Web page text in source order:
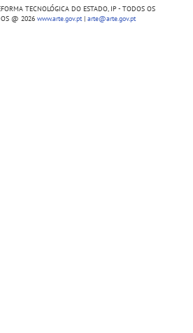
TECNOLÓGICA DO ESTADO, IP - TODOS OS
@ 2026 www.arte.gov.pt| arte@arte.gov.pt